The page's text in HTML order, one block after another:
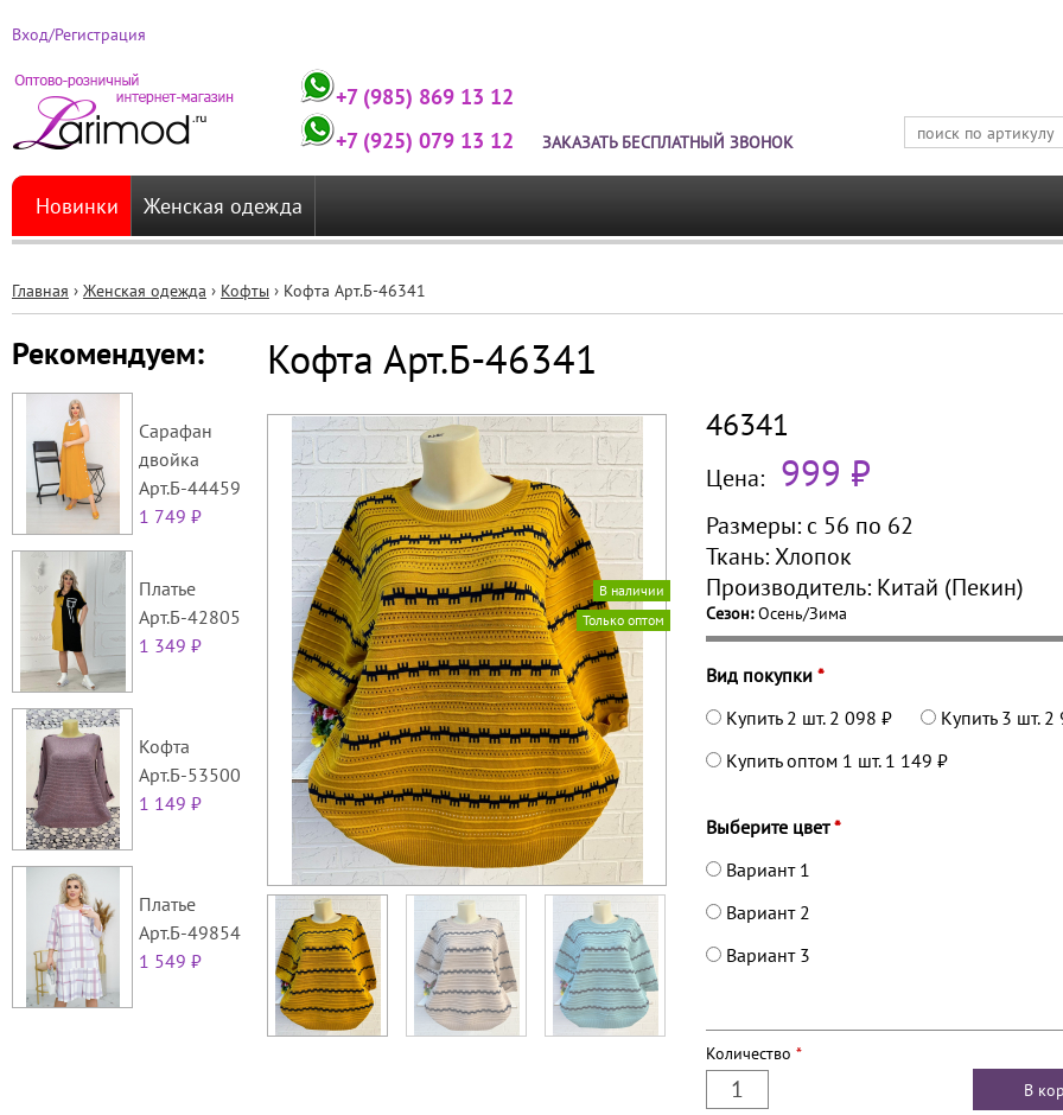
Вход/Регистрация
+7 (985) 869 13 12
+7 (925) 079 13 12
ЗАКАЗАТЬ БЕСПЛАТНЫЙ ЗВОНОК
Новинки Женская одежда
Главная › Женская одежда › Кофты › Кофта Арт.Б-46341
Рекомендуем:
Сарафан
двойка
Арт.Б-44459
1 749 ₽
Платье
Арт.Б-42805
1 349 ₽
Кофта
Арт.Б-53500
1 149 ₽
Платье
Арт.Б-49854
1 549 ₽
Кофта Арт.Б-46341
Только оптом
В наличии
46341
Цена: 999 ₽
Размеры: с 56 по 62
Ткань:Хлопок
Производитель: Китай (Пекин)
Сезон:Осень/Зима
Вид покупки *
Купить 2 шт. 2 098 ₽ Купить 3 шт. 2
Купить оптом 1 шт. 1 149 ₽
Выберите цвет*
Вариант 1
Вариант 2
Вариант 3
Количество *